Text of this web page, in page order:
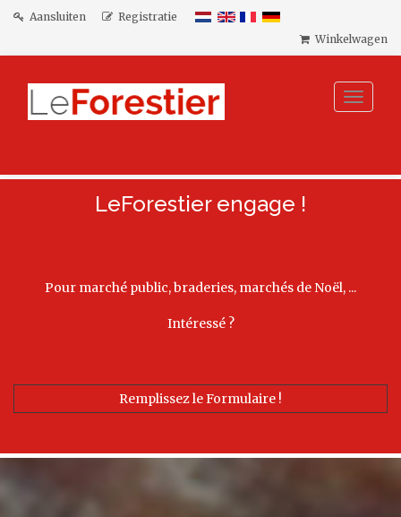
Aansluiten
Registratie
Winkelwagen
Toggle
LeForestier engage !
Pour marché public, braderies, marchés de Noël, ...
Intéressé ?
Remplissez le Formulaire !